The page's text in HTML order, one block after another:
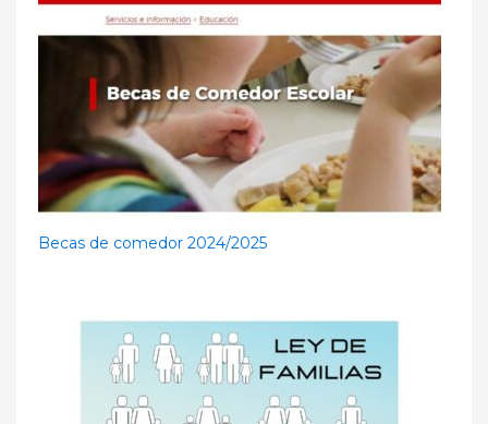
Becas de comedor 2024/2025